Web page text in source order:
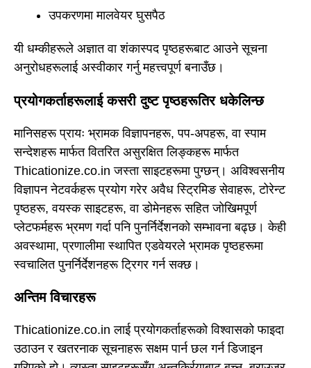
उपकरणमा मालवेयर घुसपैठ
यी धम्कीहरूले अज्ञात वा शंकास्पद पृष्ठहरूबाट आउने सूचना
अनुरोधहरूलाई अस्वीकार गर्नु महत्त्वपूर्ण बनाउँछ।
प्रयोगकर्ताहरूलाई कसरी दुष्ट पृष्ठहरूतिर धकेलिन्छ
मानिसहरू प्रायः भ्रामक विज्ञापनहरू, पप-अपहरू, वा स्पाम
सन्देशहरू मार्फत वितरित असुरक्षित लिङ्कहरू मार्फत
Thicationize.co.in जस्ता साइटहरूमा पुग्छन्। अविश्वसनीय
विज्ञापन नेटवर्कहरू प्रयोग गरेर अवैध स्ट्रिमिङ सेवाहरू, टोरेन्ट
पृष्ठहरू, वयस्क साइटहरू, वा डोमेनहरू सहित जोखिमपूर्ण
प्लेटफर्महरू भ्रमण गर्दा पनि पुनर्निर्देशनको सम्भावना बढ्छ। केही
अवस्थामा, प्रणालीमा स्थापित एडवेयरले भ्रामक पृष्ठहरूमा
स्वचालित पुनर्निर्देशनहरू ट्रिगर गर्न सक्छ।
अन्तिम विचारहरू
Thicationize.co.in लाई प्रयोगकर्ताहरूको विश्वासको फाइदा
उठाउन र खतरनाक सूचनाहरू सक्षम पार्न छल गर्न डिजाइन